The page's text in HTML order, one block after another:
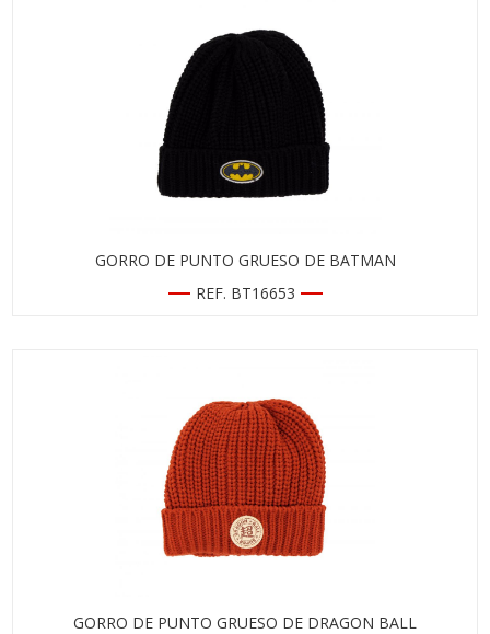
GORRO DE PUNTO GRUESO DE BATMAN
REF. BT16653
GORRO DE PUNTO GRUESO DE DRAGON BALL